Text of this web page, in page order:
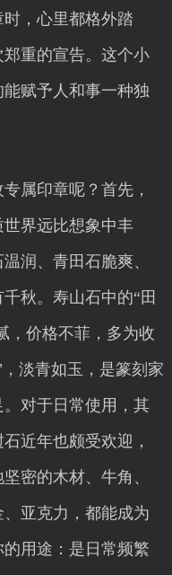
，心里都格外踏
重的宣告。这个小
赋予人和事一种独
属印章呢？首先，
界远比想象中丰
润、青田石脆爽、
秋。寿山石中的“田
，价格不菲，多为收
淡青如玉，是篆刻家
对于日常使用，其
近年也颇受欢迎，
密的木材、牛角、
亚克力，都能成为
用途：是日常频繁